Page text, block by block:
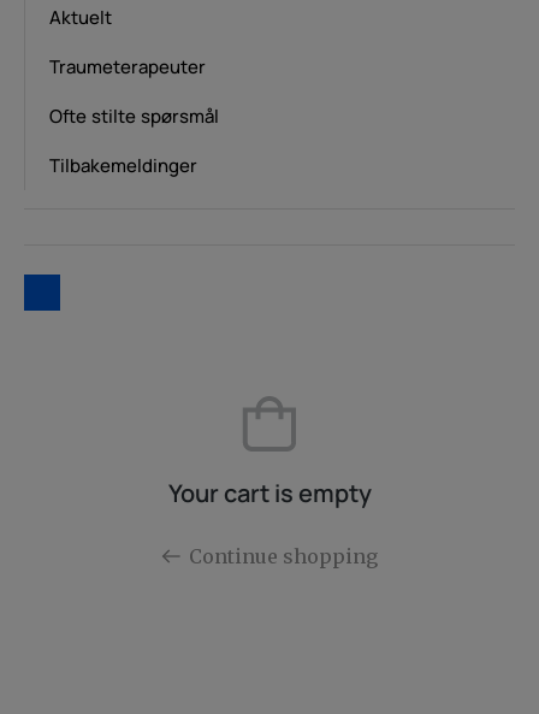
Aktuelt
Traumeterapeuter
Ofte stilte spørsmål
Tilbakemeldinger
Your cart is empty
Continue shopping